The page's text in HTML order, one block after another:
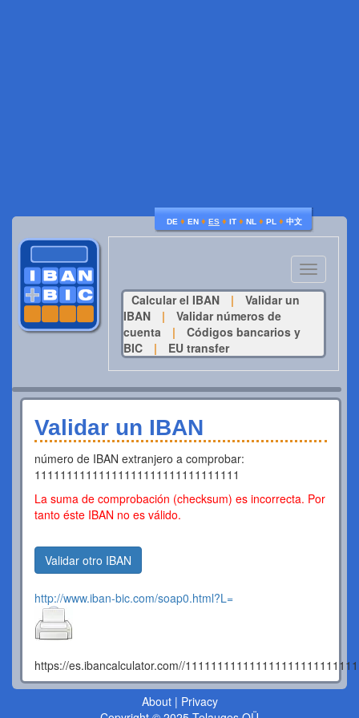
DE ♦ EN ♦ ES ♦ IT ♦ NL ♦ PL ♦ 中文
Toggle
navigation
Calcular el IBAN
|
Validar un
IBAN
|
Validar números de
cuenta
|
Códigos bancarios y
BIC
| EU transfer
Validar un IBAN
número de IBAN extranjero a comprobar:
11111111111111111111111111111111
La suma de comprobación (checksum) es incorrecta. Por
tanto éste IBAN no es válido.
Validar otro IBAN
http://www.iban-bic.com/soap0.html?L=
https://es.ibancalculator.com//
About| Privacy